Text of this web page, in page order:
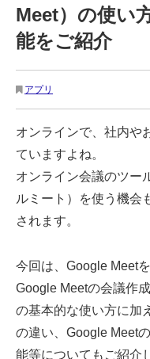
Meet）の使い
能をご紹介
アプリ
オンラインで、社内や
ていますよね。
オンライン会議のツー
ルミート）を使う機会
されます。
今回は、Google Meet
Google Meetの会議作
の基本的な使い方に加
の違い、Google Meet
能等についてもご紹介